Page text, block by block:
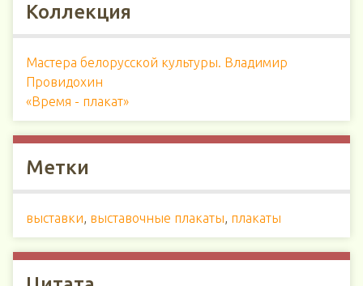
Коллекция
Мастера белорусской культуры. Владимир
Провидохин
«Время - плакат»
Метки
выставки, выставочные плакаты, плакаты